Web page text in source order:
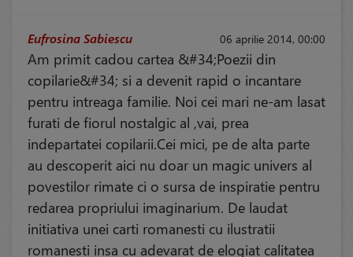
06 aprilie 2014, 00:00
Eufrosina Sabiescu
Am primit cadou cartea &#34;Poezii din
copilarie&#34; si a devenit rapid o incantare
pentru intreaga familie. Noi cei mari ne-am lasat
furati de fiorul nostalgic al ,vai, prea
indepartatei copilarii.Cei mici, pe de alta parte
au descoperit aici nu doar un magic univers al
povestilor rimate ci o sursa de inspiratie pentru
redarea propriului imaginarium. De laudat
initiativa unei carti romanesti cu ilustratii
romanesti insa cu adevarat de elogiat calitatea